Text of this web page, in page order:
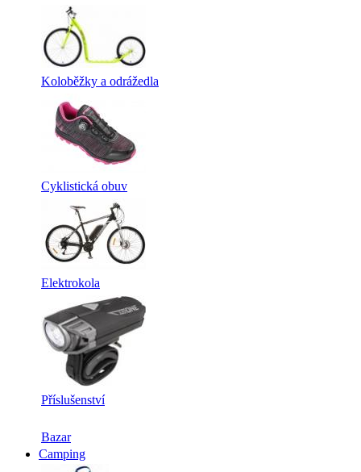
Koloběžky a odrážedla
Cyklistická obuv
Elektrokola
Příslušenství
Bazar
Camping